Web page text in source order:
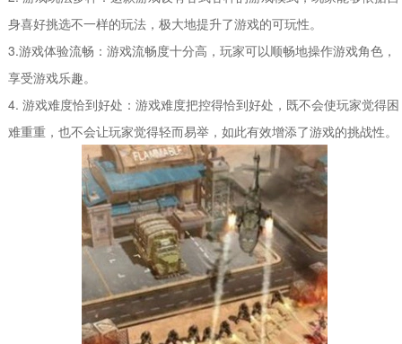
身喜好挑选不一样的玩法，极大地提升了游戏的可玩性。
3.游戏体验流畅：游戏流畅度十分高，玩家可以顺畅地操作游戏角色，
享受游戏乐趣。
4. 游戏难度恰到好处：游戏难度把控得恰到好处，既不会使玩家觉得困
难重重，也不会让玩家觉得轻而易举，如此有效增添了游戏的挑战性。